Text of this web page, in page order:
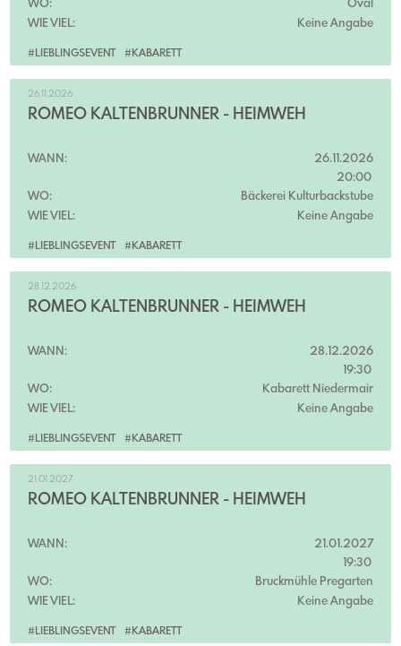
#LIEBLINGSEVENT #KABARETT
WO:
Oval
WIE VIEL:
Keine Angabe
#LIEBLINGSEVENT #KABARETT
26.11.2026
ROMEO KALTENBRUNNER - HEIMWEH
WANN:
26.11.2026
20:00
WO:
Bäckerei Kulturbackstube
WIE VIEL:
Keine Angabe
#LIEBLINGSEVENT #KABARETT
28.12.2026
ROMEO KALTENBRUNNER - HEIMWEH
WANN:
28.12.2026
19:30
WO:
Kabarett Niedermair
WIE VIEL:
Keine Angabe
#LIEBLINGSEVENT #KABARETT
21.01.2027
ROMEO KALTENBRUNNER - HEIMWEH
WANN:
21.01.2027
19:30
WO:
Bruckmühle Pregarten
WIE VIEL:
Keine Angabe